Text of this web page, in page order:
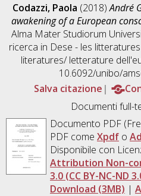
Codazzi, Paola (2018)André
awakening of a European
Alma Mater Studiorum
ricerca in Dese - les
literatures/ letterature
10.6092/unibo/
Salva citazione
Documenti full-
Documento PDF
PDF come Xpdfo
Disponibile con
Attribution Non-
3.0 (CC BY-NC-ND
Download (3MB) |